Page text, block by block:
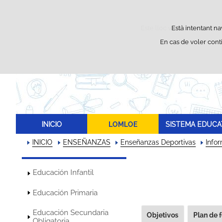
Este lloc web utilitza
Està intentant
En cas de voler
INICIO LOMLOE SISTEMA
INICIO ENSEÑANZAS Enseñanzas Deportivas
Educación Infantil
Educación Primaria
Educación Secundaria
Objetivos Plan de